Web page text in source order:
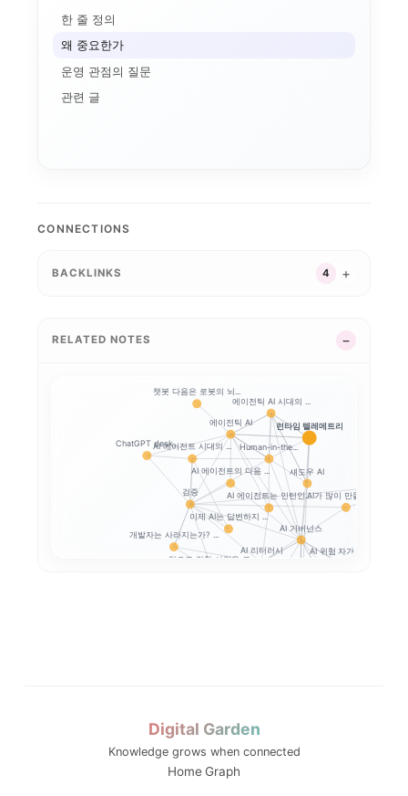
한 줄 정의
왜 중요한가
운영 관점의 질문
관련 글
CONNECTIONS
BACKLINKS 4
RELATED NOTES
AI 거버넌스
AI 리터러시 AI 위험 자가진단
에이전틱 AI 시대의 ...
에이전틱 AI
Human-in-the...
런타임 텔레메트리
섀도우 AI
연구용 AI 워크스테이...
CUDA
개발자는 사라지는가? ...
AI 에이전트 시대의 ...
검증
ChatGPT desk...
앞으로 강한 사람은 코...
AI가 많이 만들수록,...
AI 에이전트의 다음 ...
이제 AI는 답변하지 ...
AI 에이전트는 인턴인...
챗봇 다음은 로봇의 뇌...
Digital Garden
Knowledge grows when connected
HomeGraph